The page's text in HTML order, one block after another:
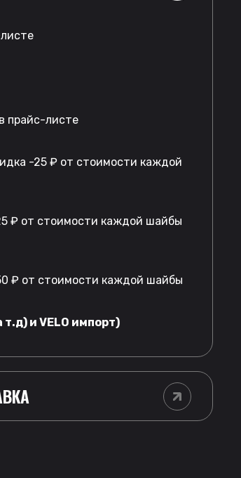
прайс-листе
-25 ₽ от стоимости каждой
₽ от стоимости каждой шайбы
₽ от стоимости каждой шайбы
и VELO импорт)